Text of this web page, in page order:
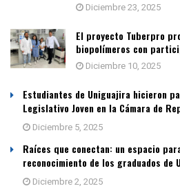
Diciembre 23, 2025
El proyecto Tuberpro
biopolímeros con
Diciembre 10, 2025
Estudiantes de Uniguajira hicieron
Legislativo Joven en la Cámara de
Diciembre 5, 2025
Raíces que conectan: un espacio
reconocimiento de los graduados de
Diciembre 2, 2025